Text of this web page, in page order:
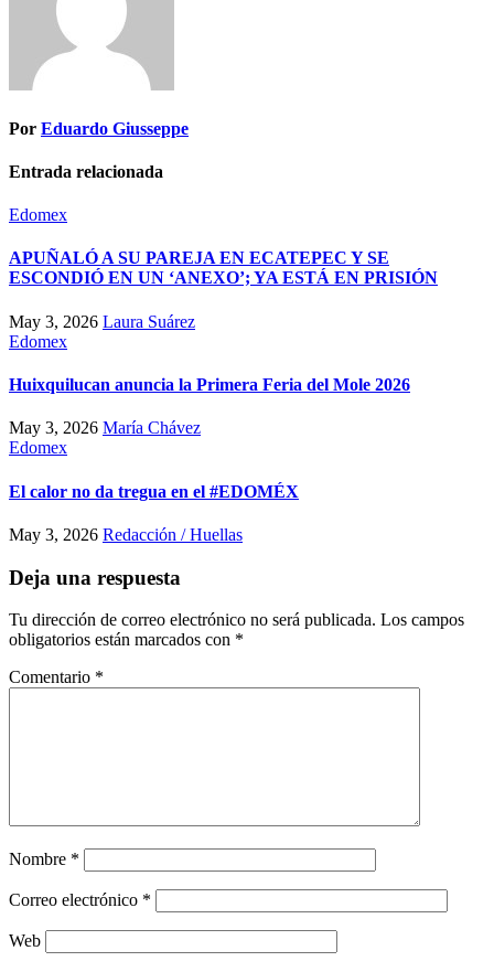
Por Eduardo Giusseppe
Entrada relacionada
Edomex
APUÑALÓ A SU PAREJA EN ECATEPEC Y SE
ESCONDIÓ EN UN ‘ANEXO’; YA ESTÁ EN PRISIÓN
May 3, 2026 Laura Suárez
Edomex
Huixquilucan anuncia la Primera Feria del Mole 2026
May 3, 2026 María Chávez
Edomex
El calor no da tregua en el #EDOMÉX
May 3, 2026 Redacción / Huellas
Deja una respuesta
Tu dirección de correo electrónico no será publicada. Los campos
obligatorios están marcados con *
Comentario *
Nombre *
Correo electrónico *
Web